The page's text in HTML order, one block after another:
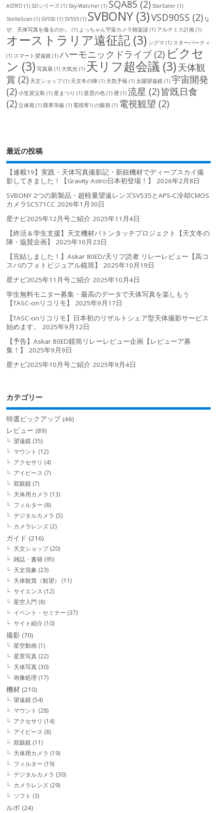
ASTRO (1) SDシリーズ (1) Sky-Watcher (1) SQA85 (2) StarEater (1)
StellaScan (1) SV550 (1) SV555 (1) SVBONY (3)VSD90SS (2) な
ぜ、天体写真を撮るのか。
(1) よっちゃん宇宙カメラ雑楽談 (1) アルテミス計画 (1)
オーストラリア遠征記 (3) シグマ (1) スターパーティ
(1) スマート望遠鏡 (1) ハーモニックドライブ (2) ビクセ
ン (3) 写真展 (1) 大気光 (1) 天リフ超会議 (3)天体観
賞 (2) 天文ショップ(1) 天文冬の陣 (1) 天気予報 (1) 太陽望遠鏡 (1) 宇宙開発
(2) 小笠原父島 (1) 星まつり (1) 星雲の色 (1) 暦 (1) 流星 (2)皆既日食
(2) 立体視 (1) 限界等級 (1) 電視寄りの眼視 (1) 電視観望 (2)
最近の投稿
【連載19】実践・天体写真撮影記・新鋭機材でディープスカイ撮
影してきました！【Gravity Astro日本初登場！】
2026年2月8日
SVBONY 2つの新製品・超軽量望遠レンズSV535とAPS-C冷却CMOS
カメラSC571CC 2026年1月30日
星ナビ2025年12月号ご紹介 2025年11月4日
【終活＆学生支援】天文機材バトンタッチプロジェクト【天文冬の
陣・協賛企画】
2025年10月23日
【完結しました！】Askar 80ED/天リフ読者 リレーレビュー【高コ
スパのフォトビジュアル鏡筒】
2025年10月19日
星ナビ2025年11月号ご紹介 2025年10月4日
学生無料モニター募集・最高のデータで天体写真を楽しもう
【TASC-onリコリモ】
2025年9月17日
【TASC-onリコリモ】日本初のリザルトシェア型天体撮影サービス
始めます。
2025年9月12日
【予告】Askar 80ED鏡筒リレーレビュー企画【レビューア募
集！】
2025年9月9日
星ナビ2025年10月号ご紹介 2025年9月4日
カテゴリー
特選ピックアップ(46)
レビュー (89)
望遠鏡 (35)
マウント (12)
アクセサリ (4)
アイピース (7)
双眼鏡 (7)
天体用カメラ (13)
フィルター (8)
デジタルカメラ (5)
カメラレンズ (2)
ガイド (216)
天文ショップ(20)
雑誌・書籍 (95)
天文現象 (23)
天体観賞（観望）
(11)
サイエンス (12)
星空入門 (8)
イベント・セミナー (37)
サイト紹介 (10)
撮影 (70)
星空動画 (1)
星景写真 (22)
天体写真 (30)
画像処理 (17)
機材 (210)
望遠鏡 (54)
マウント (28)
アクセサリ (14)
アイピース (8)
双眼鏡 (11)
天体用カメラ (19)
フィルター (19)
デジタルカメラ (30)
カメラレンズ (29)
ソフト (3)
ルポ (24)